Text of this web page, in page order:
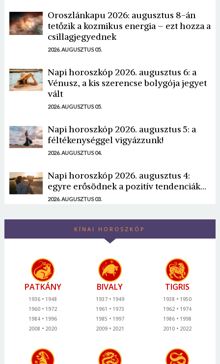
Oroszlánkapu 2026: augusztus 8-án
tetőzik a kozmikus energia – ezt hozza a
csillagjegyednek
2026. AUGUSZTUS 05.
Napi horoszkóp 2026. augusztus 6: a
Vénusz, a kis szerencse bolygója jegyet
vált
2026. AUGUSZTUS 05.
Napi horoszkóp 2026. augusztus 5: a
féltékenységgel vigyázzunk!
2026. AUGUSZTUS 04.
Napi horoszkóp 2026. augusztus 4:
egyre erősödnek a pozitív tendenciák...
2026. AUGUSZTUS 03.
KÍNAI HOROSZKÓP
PATKÁNY
1936
1948
1960
1972
1984
1996
2008
2020
BIVALY
1937
1949
1961
1973
1985
1997
2009
2021
TIGRIS
1938
1950
1962
1974
1986
1998
2010
2022